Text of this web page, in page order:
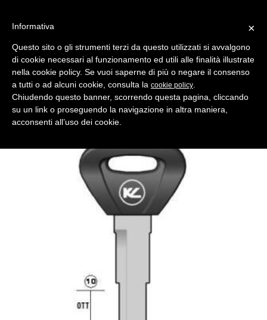
Indietro
CHIAVI AUTO > CHIAVI AUTO TESTA PLASTICA
chiave auto mz24p nero tp asc
Comparativo Silca MAZ24REP Produttore Key Line
×
Informativa
Questo sito o gli strumenti terzi da questo utilizzati si avvalgono
di cookie necessari al funzionamento ed utili alle finalità illustrate
nella cookie policy. Se vuoi saperne di più o negare il consenso
a tutti o ad alcuni cookie, consulta la cookie policy
Chiudendo questo banner, scorrendo questa pagina, cliccando
su un link o proseguendo la navigazione in altra maniera,
acconsenti all’uso dei cookie.